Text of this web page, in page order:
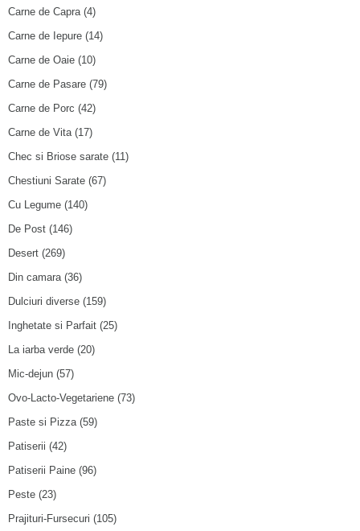
Carne de Capra(4)
Carne de Iepure (14)
Carne de Oaie (10)
Carne de Pasare (79)
Carne de Porc (42)
Carne de Vita(17)
Chec si Briose sarate (11)
Chestiuni Sarate (67)
Cu Legume (140)
De Post (146)
Desert (269)
Din camara(36)
Dulciuri diverse (159)
Inghetate si Parfait (25)
La iarba verde (20)
Mic-dejun (57)
Ovo-Lacto-Vegetariene (73)
Paste si Pizza(59)
Patiserii (42)
Patiserii Paine (96)
Peste (23)
Prajituri-Fursecuri (105)